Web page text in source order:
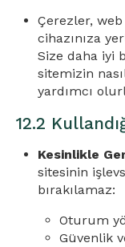
Çerezler,
cihazınıza
Size daha iyi
sitemizin
yardımcı
12.2
Kesinlikle
sitesinin
bırakılamaz:
Oturum
Güvenlik